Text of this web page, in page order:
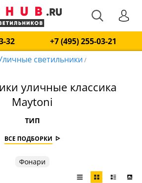
32
+7 (495) 255-03-21
светильники /
уличные классика
Maytoni
ТИП
ВСЕ ПОДБОРКИ
Фонари